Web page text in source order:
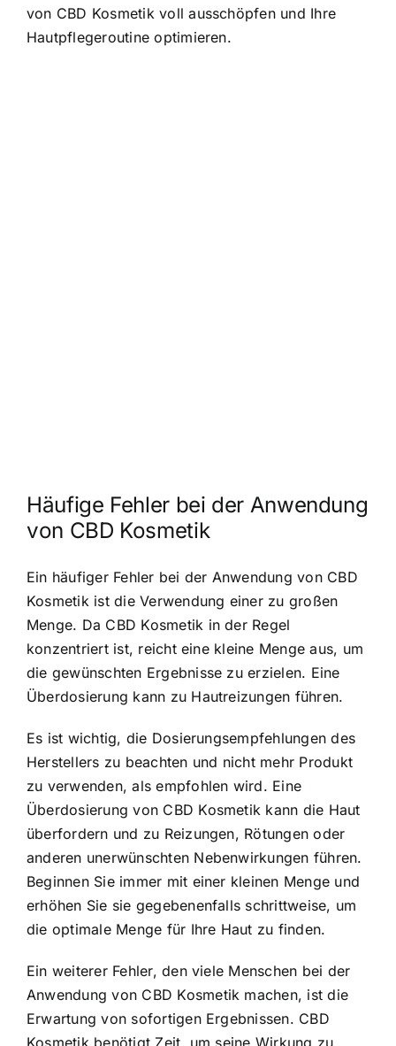
von CBD Kosmetik voll ausschöpfen und Ihre
Hautpflegeroutine optimieren.
Häufige Fehler bei der Anwendung
von CBD Kosmetik
Ein häufiger Fehler bei der Anwendung von CBD
Kosmetik ist die Verwendung einer zu großen
Menge. Da CBD Kosmetik in der Regel
konzentriert ist, reicht eine kleine Menge aus, um
die gewünschten Ergebnisse zu erzielen. Eine
Überdosierung kann zu Hautreizungen führen.
Es ist wichtig, die Dosierungsempfehlungen des
Herstellers zu beachten und nicht mehr Produkt
zu verwenden, als empfohlen wird. Eine
Überdosierung von CBD Kosmetik kann die Haut
überfordern und zu Reizungen, Rötungen oder
anderen unerwünschten Nebenwirkungen führen.
Beginnen Sie immer mit einer kleinen Menge und
erhöhen Sie sie gegebenenfalls schrittweise, um
die optimale Menge für Ihre Haut zu finden.
Ein weiterer Fehler, den viele Menschen bei der
Anwendung von CBD Kosmetik machen, ist die
Erwartung von sofortigen Ergebnissen. CBD
Kosmetik benötigt Zeit, um seine Wirkung zu